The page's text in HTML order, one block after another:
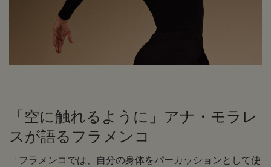
「空に触れるように」アナ・モラレ
スが語るフラメンコ
「フラメンコでは、自分の身体をパーカッションとして使